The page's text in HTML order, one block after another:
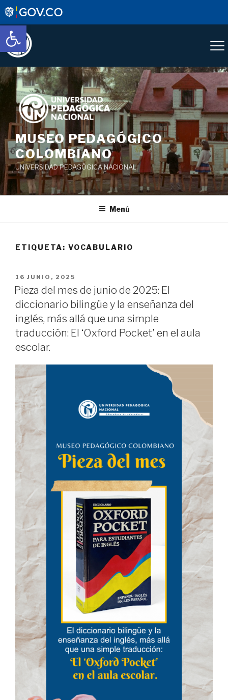
Abrir barra de herramientas
Saltar
al
contenido
MUSEO PEDAGÓGICO
COLOMBIANO
UNIVERSIDAD PEDAGÓGICA NACIONAL
Menú
ETIQUETA: VOCABULARIO
PUBLICADO
EL
16 JUNIO, 2025
Pieza del mes de junio de 2025: El
diccionario bilingüe y la enseñanza del
inglés, más allá que una simple
traducción: El ‘Oxford Pocket’ en el aula
escolar.